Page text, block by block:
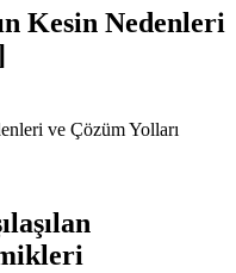
Kesin Nedenleri